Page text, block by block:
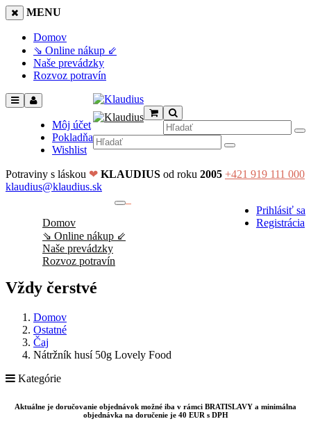
MENU
Domov
⇘ Online nákup ⇙
Naše prevádzky
Rozvoz potravín
Môj účet
Pokladňa
Wishlist
Potraviny s láskou ❤ KLAUDIUS od roku 2005 +421 919 111 000
klaudius@klaudius.sk
Prihlásiť sa
Registrácia
Domov
⇘ Online nákup ⇙
Naše prevádzky
Rozvoz potravín
Vždy čerstvé
Domov
Ostatné
Čaj
Nátržník husí 50g Lovely Food
Kategórie
Aktuálne je doručovanie objednávok možné iba v rámci BRATISLAVY a minimálna
objednávka na doručenie je 40 EUR s DPH